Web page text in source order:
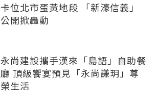
卡位北市蛋黃地段 「新濠信義」
公開掀轟動
永尚建設攜手漢來「島語」自助餐
廳 頂級饗宴預見「永尚謙玥」尊
榮生活